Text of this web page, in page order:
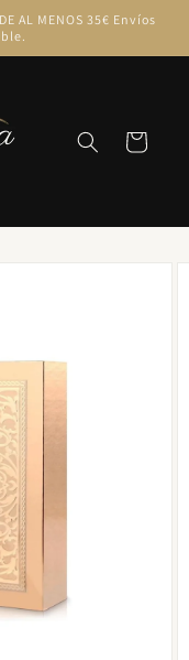
AL MENOS 35€ Envíos
Carrito